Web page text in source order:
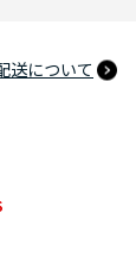
送について